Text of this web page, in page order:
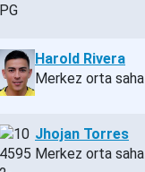
Harold Rivera
Merkez orta saha
Jhojan Torres
Merkez orta saha